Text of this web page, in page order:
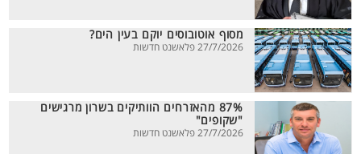
מסוף אוטובוסים יוקם בעין הים?
27/7/2026 פלאשנט חדשות
87% מהאזרחים הוותיקים בשרון מרגישים
"שקופים"
27/7/2026 פלאשנט חדשות